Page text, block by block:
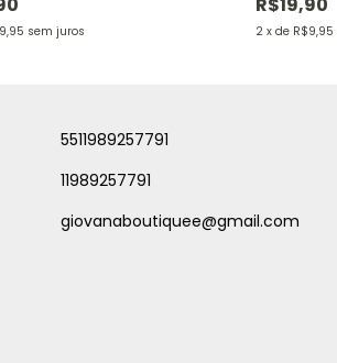
sem juros 2 x de R$9,95
5511989257791
11989257791
giovanaboutiquee@gmail.com